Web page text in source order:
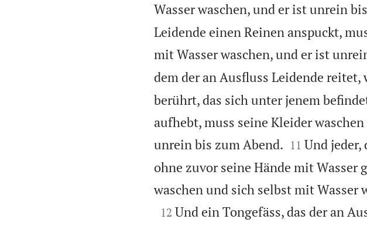
Wasser waschen, und er ist unrein
Leidende einen Reinen anspuckt,
mit Wasser waschen, und er ist
dem der an Ausfluss Leidende
berührt, das sich unter jenem
aufhebt, muss seine Kleider
unrein bis zum Abend.
11 Und jeder,
ohne zuvor seine Hände mit Wasser
waschen und sich selbst mit Wasser

12 Und ein Tongefäss, das der an